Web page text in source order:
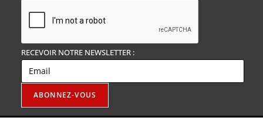
RECEVOIR NOTRE NEWSLETTER :